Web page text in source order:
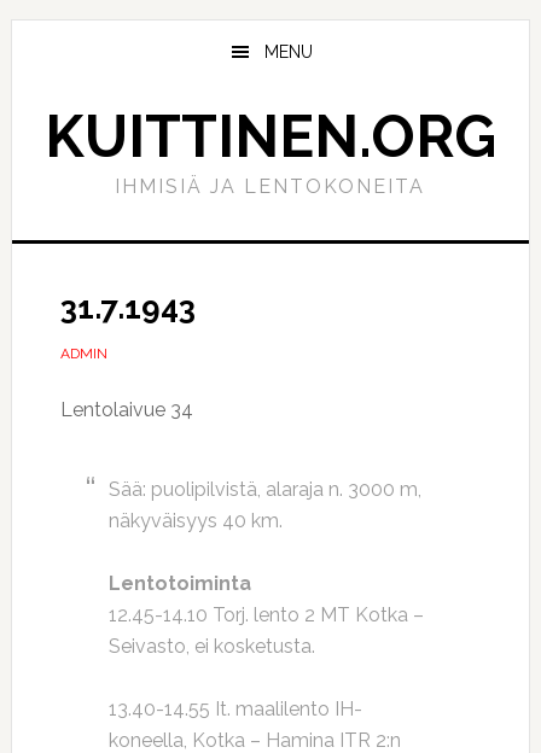
Hyppää
Hyppää
MENU
KUITTINEN.ORG
IHMISIÄ JA LENTOKONEITA
31.7.1943
ADMIN
Lentolaivue 34
Sää: puolipilvistä, alaraja n. 3000 m,
näkyväisyys 40 km.
Lentotoiminta
12.45-14.10 Torj. lento 2 MT Kotka –
Seivasto, ei kosketusta.
13.40-14.55 It. maalilento IH-
koneella, Kotka – Hamina ITR 2:n